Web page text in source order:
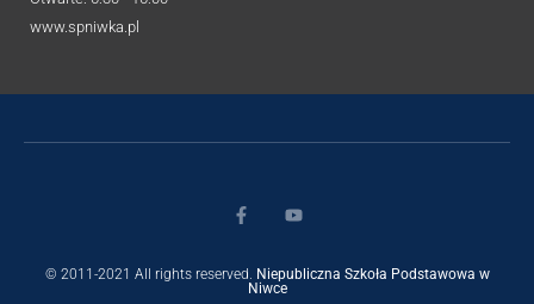
www.spniwka.pl
© 2011-2021 All rights reserved. Niepubliczna Szkoła Podstawowa w
Niwce